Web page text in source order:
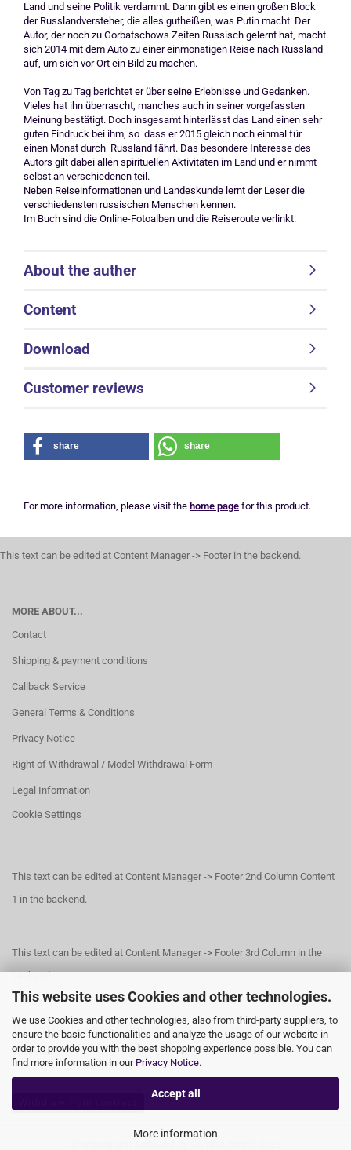
This website uses Cookies and other technologies.
We use Cookies and other technologies, also from third-party suppliers, to
ensure the basic functionalities and analyze the usage of our website in
order to provide you with the best shopping experience possible. You can
find more information in our Privacy Notice.
Accept all
More information
Land und seine Politik verdammt. Dann gibt es einen großen Block
der Russlandversteher, die alles gutheißen, was Putin macht. Der
Autor, der noch zu Gorbatschows Zeiten Russisch gelernt hat, macht
sich 2014 mit dem Auto zu einer einmonatigen Reise nach Russland
auf, um sich vor Ort ein Bild zu machen.
Von Tag zu Tag berichtet er über seine Erlebnisse und Gedanken.
Vieles hat ihn überrascht, manches auch in seiner vorgefassten
Meinung bestätigt. Doch insgesamt hinterlässt das Land einen sehr
guten Eindruck bei ihm, so dass er 2015 gleich noch einmal für
einen Monat durch Russland fährt. Das besondere Interesse des
Autors gilt dabei allen spirituellen Aktivitäten im Land und er nimmt
selbst an verschiedenen teil.
Neben Reiseinformationen und Landeskunde lernt der Leser die
verschiedensten russischen Menschen kennen.
Im Buch sind die Online-Fotoalben und die Reiseroute verlinkt.
About the auther
Content
Download
Customer reviews
share share
For more information, please visit the home page for this product.
This text can be edited at Content Manager -> Footer in the backend.
MORE ABOUT...
Contact
Shipping & payment conditions
Callback Service
General Terms & Conditions
Privacy Notice
Right of Withdrawal / Model Withdrawal Form
Legal Information
Cookie Settings
This text can be edited at Content Manager -> Footer 2nd Column Content
1 in the backend.
This text can be edited at Content Manager -> Footer 3rd Column in the
backend.
This text can be edited at Content Manager -> Footer 4th Column in the
backend.